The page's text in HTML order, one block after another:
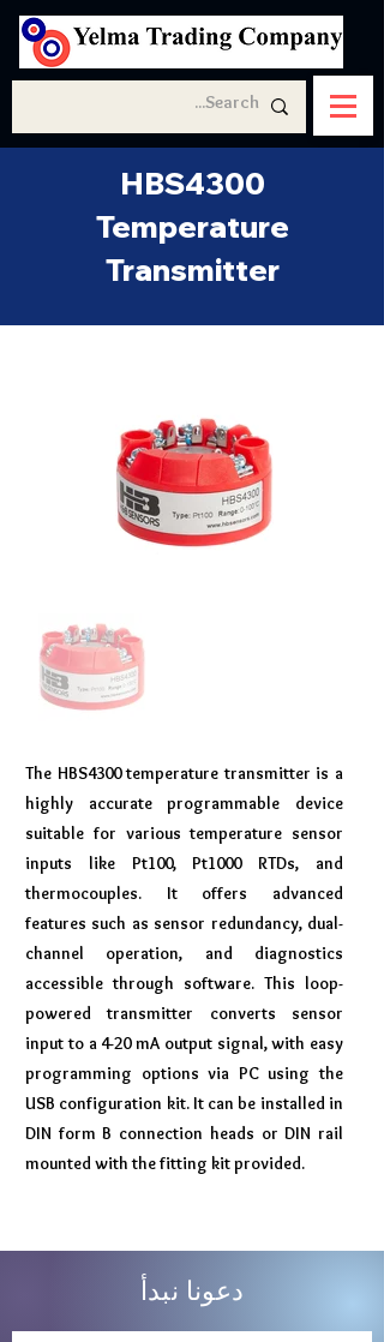
HBS4300
Temperature
Transmitter
The HBS4300 temperature transmitter is a
highly accurate programmable device
suitable for various temperature sensor
inputs like Pt100, Pt1000 RTDs, and
thermocouples. It offers advanced
features such as sensor redundancy, dual-
channel operation, and diagnostics
accessible through software. This loop-
powered transmitter converts sensor
input to a 4-20 mA output signal, with easy
programming options via PC using the
USB configuration kit. It can be installed in
DIN form B connection heads or DIN rail
mounted with the fitting kit provided.
دعونا نبدأ